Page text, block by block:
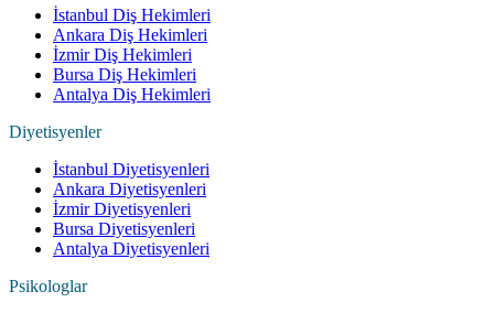
İstanbul Diş Hekimleri
Ankara Diş Hekimleri
İzmir Diş Hekimleri
Bursa Diş Hekimleri
Antalya Diş Hekimleri
Diyetisyenler
İstanbul Diyetisyenleri
Ankara Diyetisyenleri
İzmir Diyetisyenleri
Bursa Diyetisyenleri
Antalya Diyetisyenleri
Psikologlar